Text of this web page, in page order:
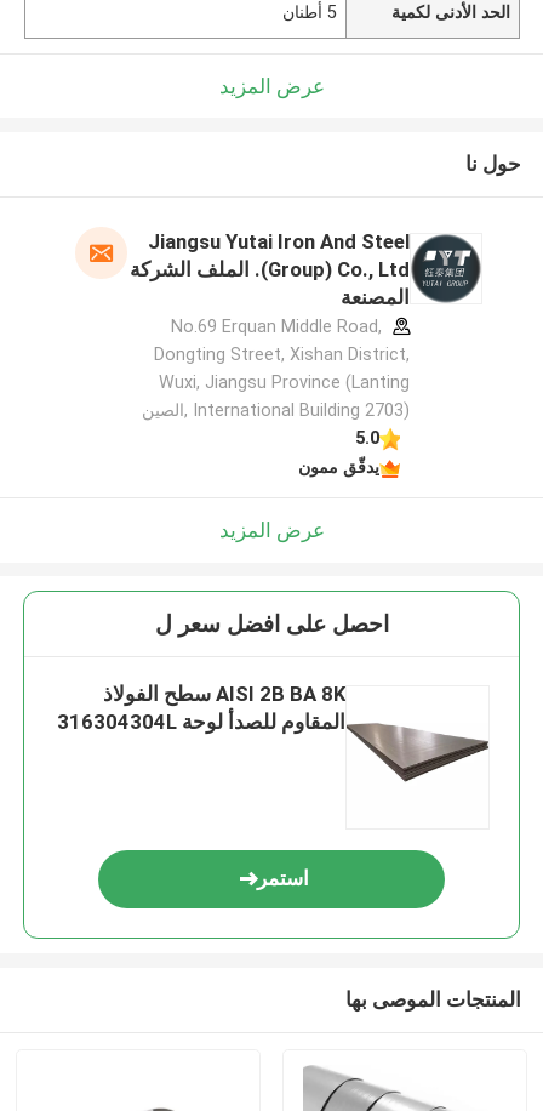
الحد الأدنى لكمية 5 أطنان
عرض المزيد
حول نا
Jiangsu Yutai Iron And Steel
(Group) Co., Ltd. الملف الشركة
المصنعة
No.69 Erquan Middle Road,
Dongting Street, Xishan District,
Wuxi, Jiangsu Province (Lanting
International Building 2703) ,الصين
5.0
يدقّق ممون
عرض المزيد
احصل على افضل سعر ل
AISI 2B BA 8K سطح الفولاذ
المقاوم للصدأ لوحة 316304304L
استمر
المنتجات الموصى بها